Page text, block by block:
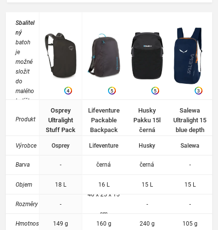
Sbalitel
ný
batoh
je
možné
složit
do
malého
balíčku
ně jako
uložit
ější
při
h,
Produkt
Výrobce
Barva
Objem
Rozměry
Hmotnost
4
Osprey
Ultralight
Stuff Pack
Osprey
-
18 L
-
149 g
5
Lifeventure
Packable
Backpack
Lifeventure
černá
16 L
40 x 25 x 15
cm
160 g
5
Husky
Pakku 15l
černá
Husky
černá
15 L
-
240 g
3
Salewa
Ultralight 15
blue depth
Salewa
-
15 L
-
105 g